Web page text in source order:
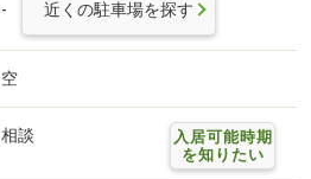
- 近くの駐車場を探す
空
相談
入居可能時期
を知りたい